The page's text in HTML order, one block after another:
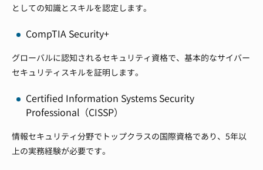
としての知識とスキルを認定します。
CompTIA Security+
グローバルに認知されるセキュリティ資格で、基本的なサイバー
セキュリティスキルを証明します。
Certified Information Systems Security
Professional（CISSP）
情報セキュリティ分野でトップクラスの国際資格であり、5年以
上の実務経験が必要です。